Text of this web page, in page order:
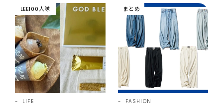
LEE100人隊
LIFE
まとめ
FASHION